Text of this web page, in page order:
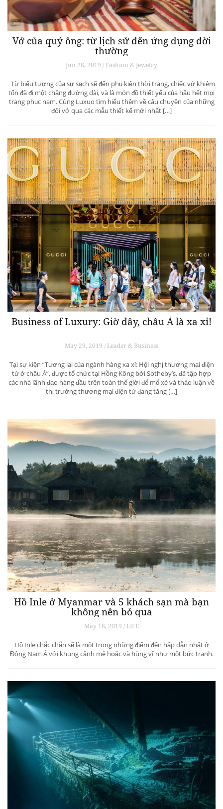
Vớ của quý ông: từ lịch sử đến ứng dụng đời
thường
Jun 28, 2019 / Fashion & Jewelry
Từ biểu tượng của sự sạch sẽ đến phụ kiện thời trang, chiếc vớ khiêm
tốn đã đi một chặng đường dài, và là món đồ thiết yếu của hầu hết mọi
trang phục nam. Cùng Luxuo tìm hiểu thêm về câu chuyện của những
đôi vớ qua các mẫu thiết kế mới nhất […]
Business of Luxury: Giờ đây, châu Á là xa xỉ!
May 29, 2019 / Leader & Business
Tại sự kiện “Tương lai của ngành hàng xa xỉ: Hội nghị thương mại điện
tử ở châu Á”, được tổ chức tại Hồng Kông bởi Sotheby’s, đã tập hợp
các nhà lãnh đạo hàng đầu trên toàn thế giới để mổ xẻ và thảo luận về
thị trường thương mại điện tử đang tăng […]
Hồ Inle ở Myanmar và 5 khách sạn mà bạn
không nên bỏ qua
May 18, 2019 / LIFE
Hồ Inle chắc chắn sẽ là một trong những điểm đến hấp dẫn nhất ở
Đông Nam Á với khung cảnh mê hoặc và hùng vĩ như một bức tranh.